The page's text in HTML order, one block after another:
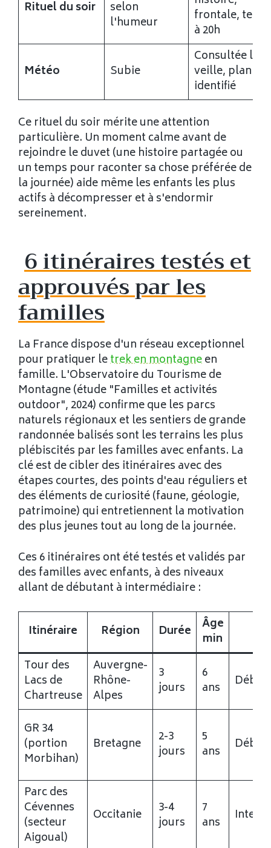
Rituel du soir
selon
l'humeur
frontale, tente
à 20h
Météo Subie
Consultée la
veille, plan B
identifié
Ce rituel du soir mérite une attention
particulière. Un moment calme avant de
rejoindre le duvet (une histoire partagée ou
un temps pour raconter sa chose préférée de
la journée) aide même les enfants les plus
actifs à décompresser et à s'endormir
sereinement.
6 itinéraires testés et
approuvés par les
familles
La France dispose d'un réseau exceptionnel
pour pratiquer letrek en montagneen
famille. L'Observatoire du Tourisme de
Montagne (étude "Familles et activités
outdoor", 2024) confirme que les parcs
naturels régionaux et les sentiers de grande
randonnée balisés sont les terrains les plus
plébiscités par les familles avec enfants. La
clé est de cibler des itinéraires avec des
étapes courtes, des points d'eau réguliers et
des éléments de curiosité (faune, géologie,
patrimoine) qui entretiennent la motivation
des plus jeunes tout au long de la journée.
Ces 6 itinéraires ont été testés et validés par
des familles avec enfants, à des niveaux
allant de débutant à intermédiaire :
Itinéraire Région Durée
Âge
min
Tour des
Lacs de
Chartreuse
Auvergne-
Rhône-
Alpes
3
jours
6
ans
GR 34
(portion
Morbihan)
Bretagne
2-3
jours
5
ans
Parc des
Cévennes
(secteur
Aigoual)
Occitanie
3-4
jours
7
ans